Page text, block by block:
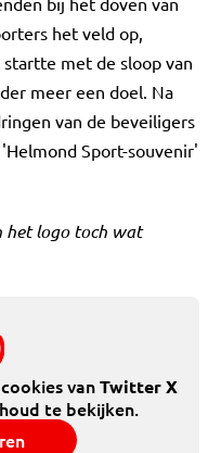
het veld op,
met de sloop van
meer een doel. Na
van de beveiligers
Sport-souvenir'
het logo toch wat
vanTwitter X
te bekijken.